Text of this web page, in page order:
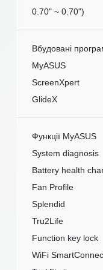
0.70" ~ 0.70")
Вбудовані
MyASUS
ScreenXpert
GlideX
Функції MyASUS
System diagnosis
Battery health
Fan Profile
Splendid
Tru2Life
Function key lock
WiFi